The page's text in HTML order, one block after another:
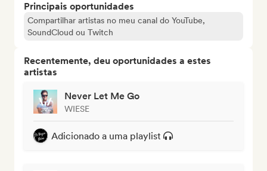
Principais oportunidades
Compartilhar artistas no meu canal do YouTube,
SoundCloud ou Twitch
Recentemente, deu oportunidades a estes
artistas
Never Let Me Go
WIESE
Adicionado a uma playlist